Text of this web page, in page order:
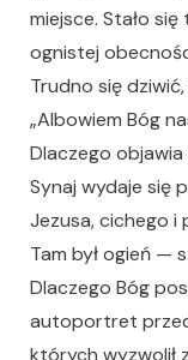
miejsce. Stało
ognistej
Trudno się
„Albowiem Bóg
Dlaczego
Synaj wydaje się
Jezusa, cichego i
Tam był ogień —
Dlaczego Bóg
autoportret